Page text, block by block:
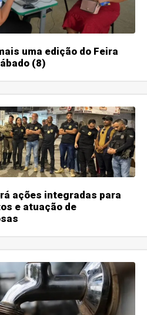
uma edição do Feira
(8)
ações integradas para
e atuação de